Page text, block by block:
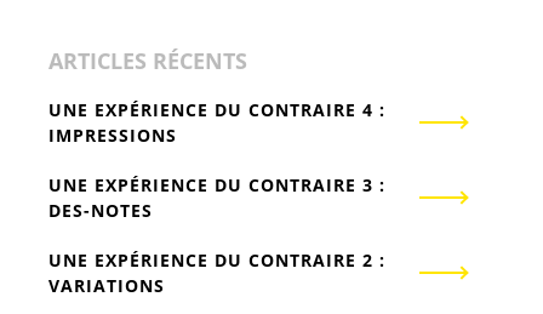
ARTICLES RÉCENTS
UNE EXPÉRIENCE DU CONTRAIRE 4 :
IMPRESSIONS
UNE EXPÉRIENCE DU CONTRAIRE 3 :
DES-NOTES
UNE EXPÉRIENCE DU CONTRAIRE 2 :
VARIATIONS